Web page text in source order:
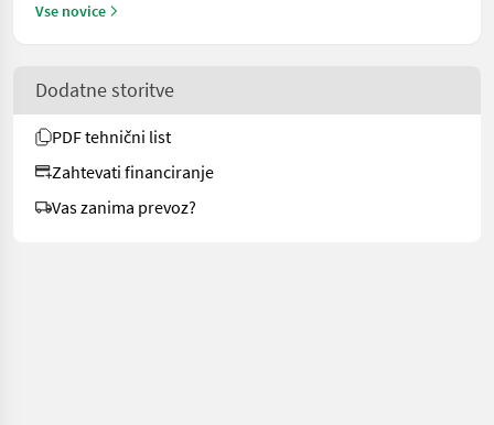
Vse novice
Dodatne storitve
PDF tehnični list
Zahtevati financiranje
Vas zanima prevoz?